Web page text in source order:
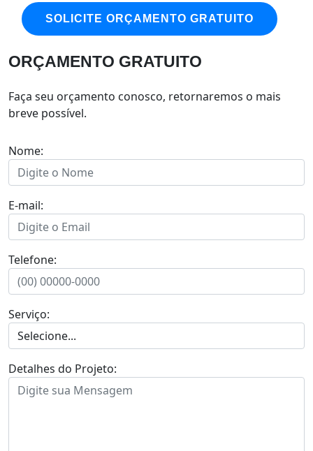
SOLICITE ORÇAMENTO GRATUITO
ORÇAMENTO GRATUITO
Faça seu orçamento conosco, retornaremos o mais
breve possível.
Nome:
E-mail:
Telefone:
Serviço:
Detalhes do Projeto: